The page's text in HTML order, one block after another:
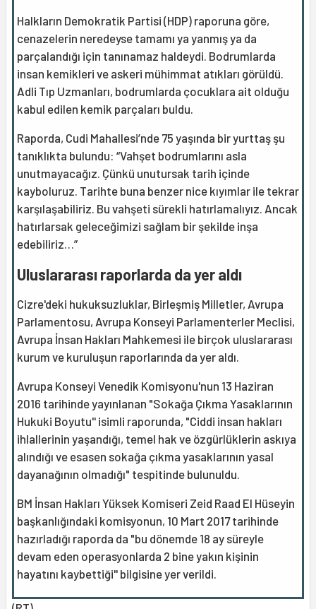
Halkların Demokratik Partisi (HDP) raporuna göre,
cenazelerin neredeyse tamamı ya yanmış ya da
parçalandığı için tanınamaz haldeydi. Bodrumlarda
insan kemikleri ve askeri mühimmat atıkları görüldü.
Adli Tıp Uzmanları, bodrumlarda çocuklara ait olduğu
kabul edilen kemik parçaları buldu.
Raporda, Cudi Mahallesi’nde 75 yaşında bir yurttaş şu
tanıklıkta bulundu: “Vahşet bodrumlarını asla
unutmayacağız. Çünkü unutursak tarih içinde
kayboluruz. Tarihte buna benzer nice kıyımlar ile tekrar
karşılaşabiliriz. Bu vahşeti sürekli hatırlamalıyız. Ancak
hatırlarsak geleceğimizi sağlam bir şekilde inşa
edebiliriz…”
Uluslararası raporlarda da yer aldı
Cizre'deki hukuksuzluklar, Birleşmiş Milletler, Avrupa
Parlamentosu, Avrupa Konseyi Parlamenterler Meclisi,
Avrupa İnsan Hakları Mahkemesi ile birçok uluslararası
kurum ve kuruluşun raporlarında da yer aldı.
Avrupa Konseyi Venedik Komisyonu'nun 13 Haziran
2016 tarihinde yayınlanan "Sokağa Çıkma Yasaklarının
Hukuki Boyutu'' isimli raporunda, "Ciddi insan hakları
ihlallerinin yaşandığı, temel hak ve özgürlüklerin askıya
alındığı ve esasen sokağa çıkma yasaklarının yasal
dayanağının olmadığı" tespitinde bulunuldu.
BM İnsan Hakları Yüksek Komiseri Zeid Raad El Hüseyin
başkanlığındaki komisyonun, 10 Mart 2017 tarihinde
hazırladığı raporda da "bu dönemde 18 ay süreyle
devam eden operasyonlarda 2 bine yakın kişinin
hayatını kaybettiği'' bilgisine yer verildi.